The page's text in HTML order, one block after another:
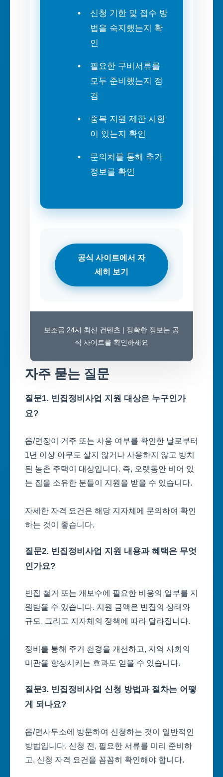
신청 기한 및 접수 방
법을 숙지했는지 확
인
필요한 구비서류를
모두 준비했는지 점
검
중복 지원 제한 사항
이 있는지 확인
문의처를 통해 추가
정보를 확인
공식 사이트에서 자
세히 보기
보조금 24시 최신 컨텐츠 | 정확한 정보는 공
식 사이트를 확인하세요
자주 묻는 질문
질문1. 빈집정비사업 지원 대상은 누구인가
요?
읍/면장이 거주 또는 사용 여부를 확인한 날로부터
1년 이상 아무도 살지 않거나 사용하지 않고 방치
된 농촌 주택이 대상입니다. 즉, 오랫동안 비어 있
는 집을 소유한 분들이 지원을 받을 수 있습니다.
자세한 자격 요건은 해당 지자체에 문의하여 확인
하는 것이 좋습니다.
질문2. 빈집정비사업 지원 내용과 혜택은 무엇
인가요?
빈집 철거 또는 개보수에 필요한 비용의 일부를 지
원받을 수 있습니다. 지원 금액은 빈집의 상태와
규모, 그리고 지자체의 정책에 따라 달라집니다.
정비를 통해 주거 환경을 개선하고, 지역 사회의
미관을 향상시키는 효과도 얻을 수 있습니다.
질문3. 빈집정비사업 신청 방법과 절차는 어떻
게 되나요?
읍/면사무소에 방문하여 신청하는 것이 일반적인
방법입니다. 신청 전, 필요한 서류를 미리 준비하
고, 신청 자격 요건을 꼼꼼히 확인해야 합니다.